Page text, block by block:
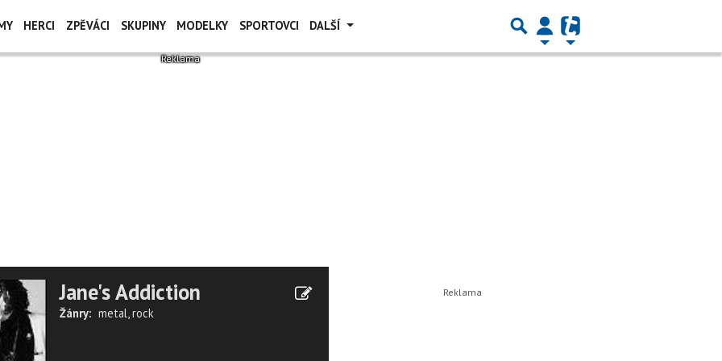
HERCI ZPĚVÁCI SKUPINY MODELKY SPORTOVCI DALŠÍ
Jane's Addiction
Žánry: metal,rock